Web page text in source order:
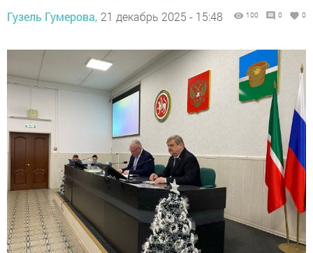
Гузель Гумерова, 21 декабрь 2025 - 15:48 100 0 0